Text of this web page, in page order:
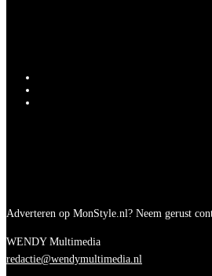
Adverteren op MonStyle.nl? Neem gerust
WENDY Multimedia
redactie@wendymultimedia.nl